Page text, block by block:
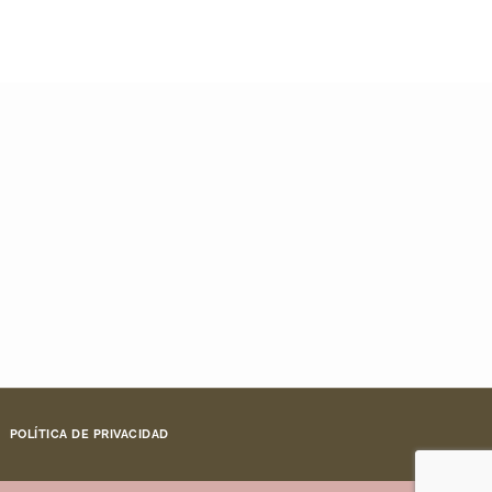
POLÍTICA DE PRIVACIDAD